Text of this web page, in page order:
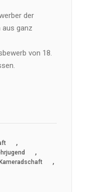
der
aus ganz
von 18.
,
,
,